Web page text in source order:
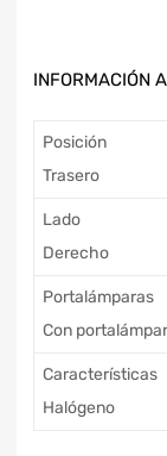
INFORMACIÓN
Posición
Trasero
Lado
Derecho
Portalámparas
Con
Características
Halógeno